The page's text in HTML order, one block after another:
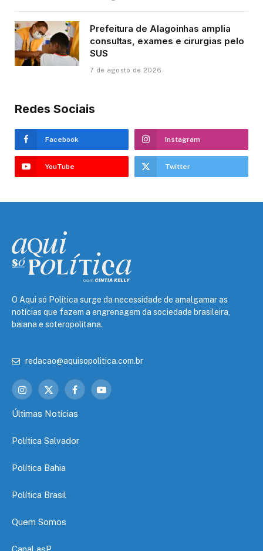
Prefeitura de Alagoinhas amplia
consultas, exames e cirurgias pelo
SUS
7 de agosto de 2026
Redes Sociais
Facebook Instagram
YouTube Twitter
O Aqui só Política surge da necessidade de amalgamar as
notícias que fazem a engrenagem da sociedade brasileira,
baiana e soteropolitana.
redacao@aquisopolitica.com.br
Instagram
X
FacebookYouTube
Últimas Notícias
Política Salvador
Política Bahia
Política Brasil
Quem Somos